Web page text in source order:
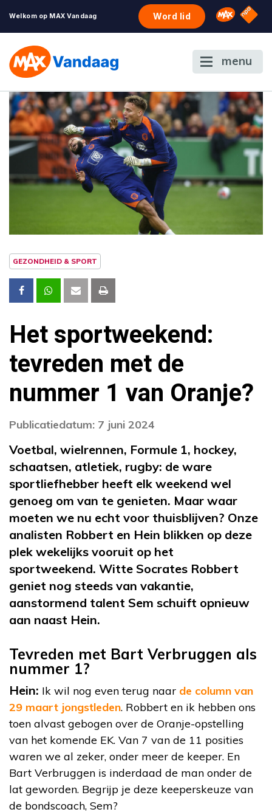
Welkom op MAX Vandaag Word lid Omroep
NPO
menu
GEZONDHEID & SPORT
Het sportweekend:
tevreden met de
nummer 1 van Oranje?
Publicatiedatum: 7 juni 2024
Voetbal, wielrennen, Formule 1, hockey,
schaatsen, atletiek, rugby: de ware
sportliefhebber heeft elk weekend wel
genoeg om van te genieten. Maar waar
moeten we nu echt voor thuisblijven? Onze
analisten Robbert en Hein blikken op deze
plek wekelijks vooruit op het
sportweekend. Witte Socrates Robbert
geniet nog steeds van vakantie,
aanstormend talent Sem schuift opnieuw
aan naast Hein.
Tevreden met Bart Verbruggen als
nummer 1?
Hein: Ik wil nog even terug naar de column van
29 maart jongstleden. Robbert en ik hebben ons
toen alvast gebogen over de Oranje-opstelling
van het komende EK. Van 7 van de 11 posities
waren we al zeker, onder meer de keeper. En
Bart Verbruggen is inderdaad de man onder de
lat geworden. Begrijp je deze keeperskeuze van
de bondscoach, Sem?